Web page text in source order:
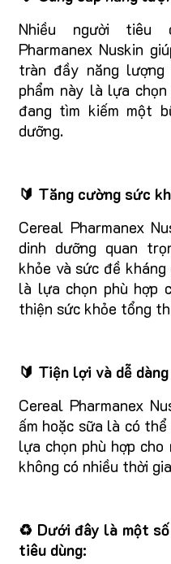
Nhiều người tiêu
Pharmanex Nuskin
tràn đầy năng
phẩm này là lựa
đang tìm kiếm một
dưỡng.
🔰 Tăng cường sức
Cereal Pharmanex
dinh dưỡng quan
khỏe và sức đề
là lựa chọn phù hợp
thiện sức khỏe tổng
🔰 Tiện lợi và dễ
Cereal Pharmanex
ấm hoặc sữa là có
lựa chọn phù hợp
không có nhiều thời
♻️ Dưới đây là một
tiêu dùng: